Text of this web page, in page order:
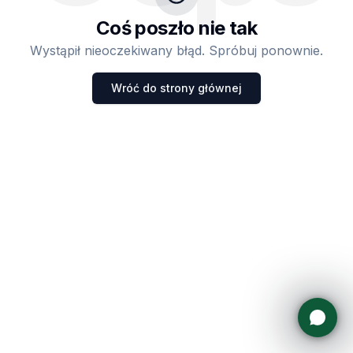
Coś poszło nie tak
Wystąpił nieoczekiwany błąd. Spróbuj ponownie.
Wróć do strony głównej